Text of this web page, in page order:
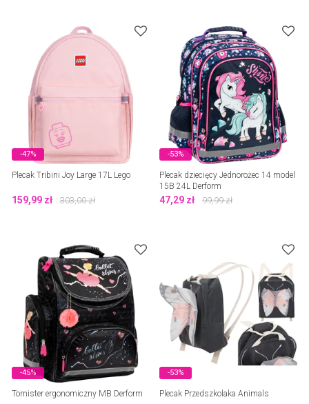
-47%
Plecak Tribini Joy Large 17L Lego
159,99 zł 303,00zł
-53%
Plecak dziecięcy Jednorożec 14 model
15B 24L Derform
47,29 zł 99,99zł
-45%
Tornister ergonomiczny MB Derform
-53%
Plecak Przedszkolaka Animals